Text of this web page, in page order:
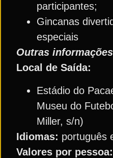
participantes;
Gincanas
especiais
Outras
Local de Saída:
Estádio do
Museu do
Miller, s/n)
Idiomas: português
Valores por pessoa: